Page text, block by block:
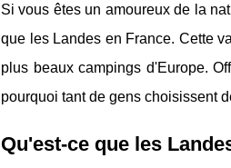
Si vous êtes un amoureux de la
que les Landes en France. Cette
plus beaux campings d'Europe.
pourquoi tant de gens choisissent
Qu'est-ce que les